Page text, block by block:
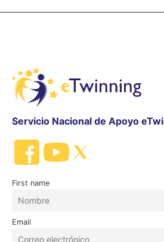
Servicio Nacional de Apoyo
First name
Email